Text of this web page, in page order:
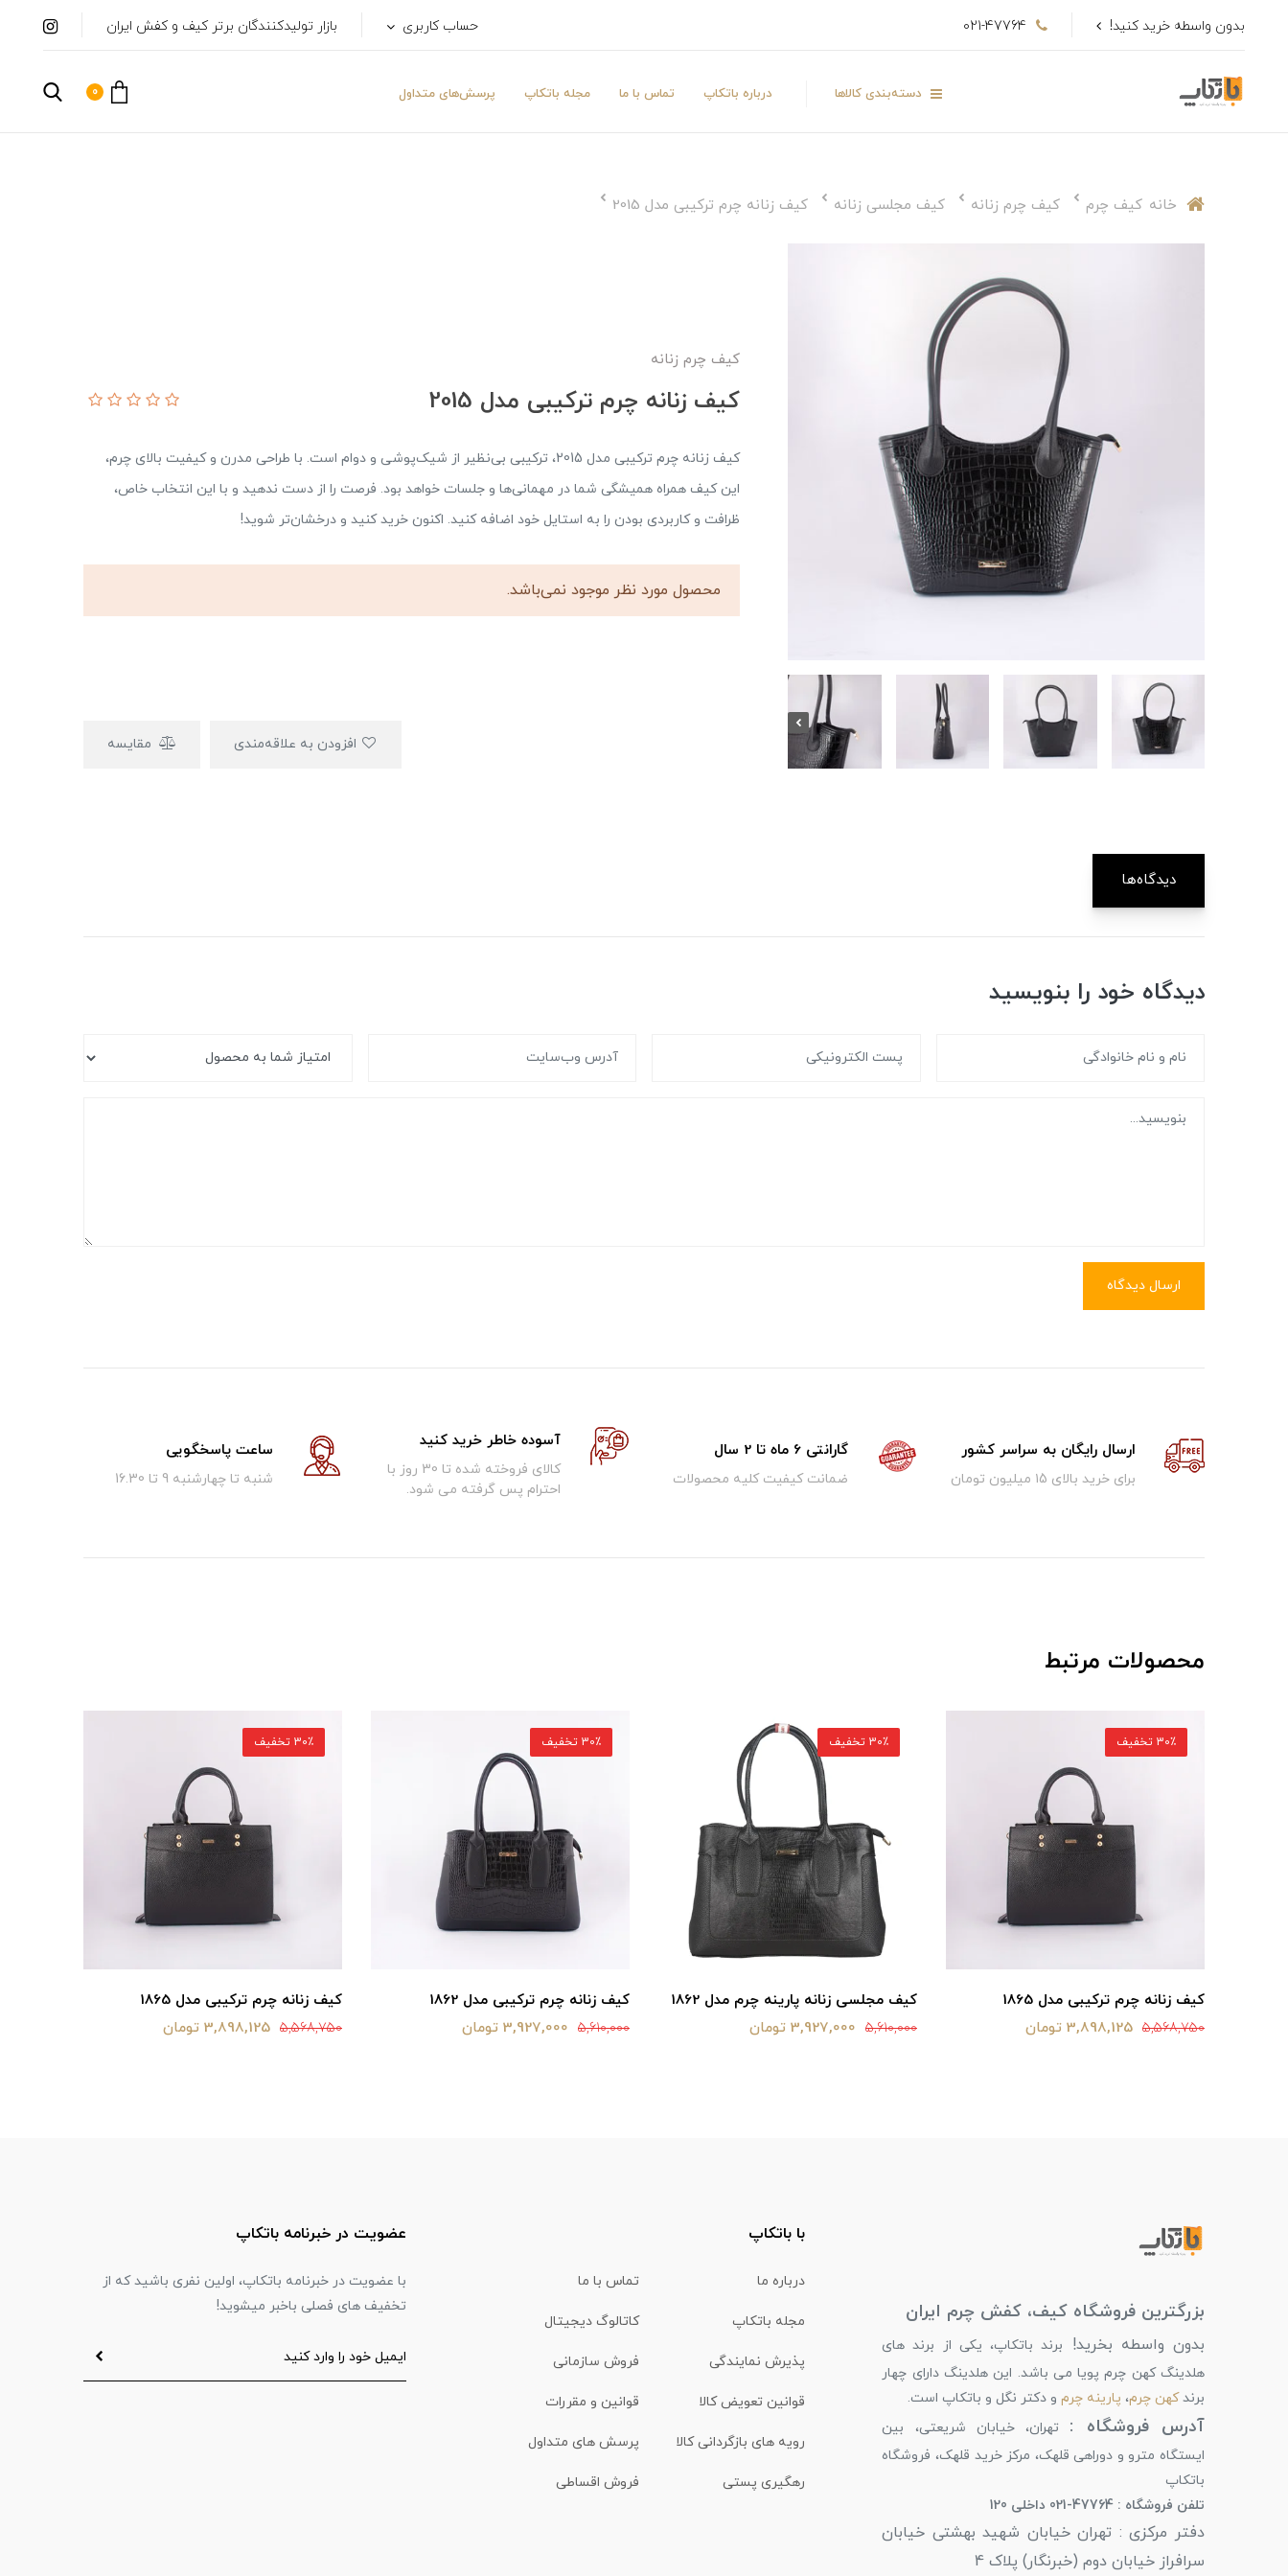
بدون واسطه خرید کنید! 021-47764 حساب کاربری بازار تولیدکنندگان برتر کیف و کفش ایران
دسته‌بندی کالاها درباره باتکاپ تماس با ما مجله باتکاپ پرسش‌های متداول 0
خانه کیف چرم کیف چرم زنانه کیف مجلسی زنانه کیف زنانه چرم ترکیبی مدل 2015
کیف چرم زنانه
کیف زنانه چرم ترکیبی مدل 2015
کیف زنانه چرم ترکیبی مدل 2015، ترکیبی بی‌نظیر از شیک‌پوشی و دوام است. با طراحی مدرن و کیفیت بالای چرم،
این کیف همراه همیشگی شما در مهمانی‌ها و جلسات خواهد بود. فرصت را از دست ندهید و با این انتخاب خاص،
ظرافت و کاربردی بودن را به استایل خود اضافه کنید. اکنون خرید کنید و درخشان‌تر شوید!
محصول مورد نظر موجود نمی‌باشد.
مقایسه
دیدگاه‌ها
دیدگاه خود را بنویسید
ارسال دیدگاه
ارسال رایگان به سراسر کشور
برای خرید بالای ۱5 میلیون تومان
گارانتی 6 ماه تا 2 سال
ضمانت کیفیت کلیه محصولات
آسوده خاطر خرید کنید
کالای فروخته شده تا 30 روز با
احترام پس گرفته می شود.
ساعت پاسخگویی
شنبه تا چهارشنبه 9 تا 16.30
محصولات مرتبط
کیف زنانه چرم ترکیبی مدل 1865
5,568,750 3,898,125 تومان
30٪ تخفیف
کیف مجلسی زنانه پارینه چرم مدل 1862
5,610,000 3,927,000 تومان
30٪ تخفیف
کیف زنانه چرم ترکیبی مدل 1862
5,610,000 3,927,000 تومان
30٪ تخفیف
کیف زنانه چرم ترکیبی مدل 1865
5,568,750 3,898,125 تومان
30٪ تخفیف
بزرگترین فروشگاه کیف، کفش چرم ایران
بدون واسطه بخرید!
برند باتکاپ، یکی از برند های
هلدینگ کهن چرم پویا می باشد. این هلدینگ دارای چهار
برندکهن چرم، پارینه چرم و دکتر نگل و باتکاپ است.
آدرس فروشگاه : تهران، خیابان شریعتی، بین
ایستگاه مترو و دوراهی قلهک، مرکز خرید قلهک، فروشگاه
باتکاپ
تلفن فروشگاه : 47764-021 داخلی 120
دفتر مرکزی : تهران خیابان شهید بهشتی خیابان
سرافراز خیابان دوم (خبرنگار) پلاک 4
با باتکاپ
درباره ما تماس با ما
مجله باتکاپ کاتالوگ دیجیتال
پذیرش نمایندگی فروش سازمانی
قوانین تعویض کالا قوانین و مقررات
رویه های بازگردانی کالا پرسش های متداول
رهگیری پستی فروش اقساطی
عضویت در خبرنامه باتکاپ
با عضویت در خبرنامه باتکاپ، اولین نفری باشید که از
تخفیف های فصلی باخبر میشوید!